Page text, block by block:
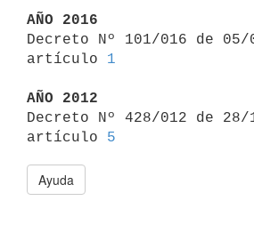
AÑO 2016
Decreto Nº 101/016 de 05/
artículo 1
AÑO 2012
Decreto Nº 428/012 de 28/
artículo 5
Ayuda